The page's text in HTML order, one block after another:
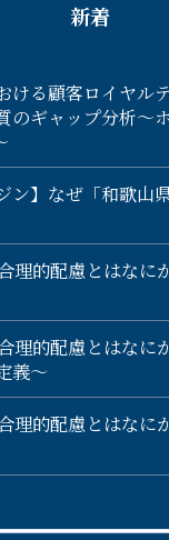
新着
ける顧客ロイヤル
のギャップ分析〜
ン】なぜ「和歌山
的配慮とはなに
的配慮とはなに
義～
的配慮とはなに